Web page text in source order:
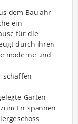
dem Baujahr
ein
für die
durch ihren
moderne und
schaffen
Garten
Entspannen